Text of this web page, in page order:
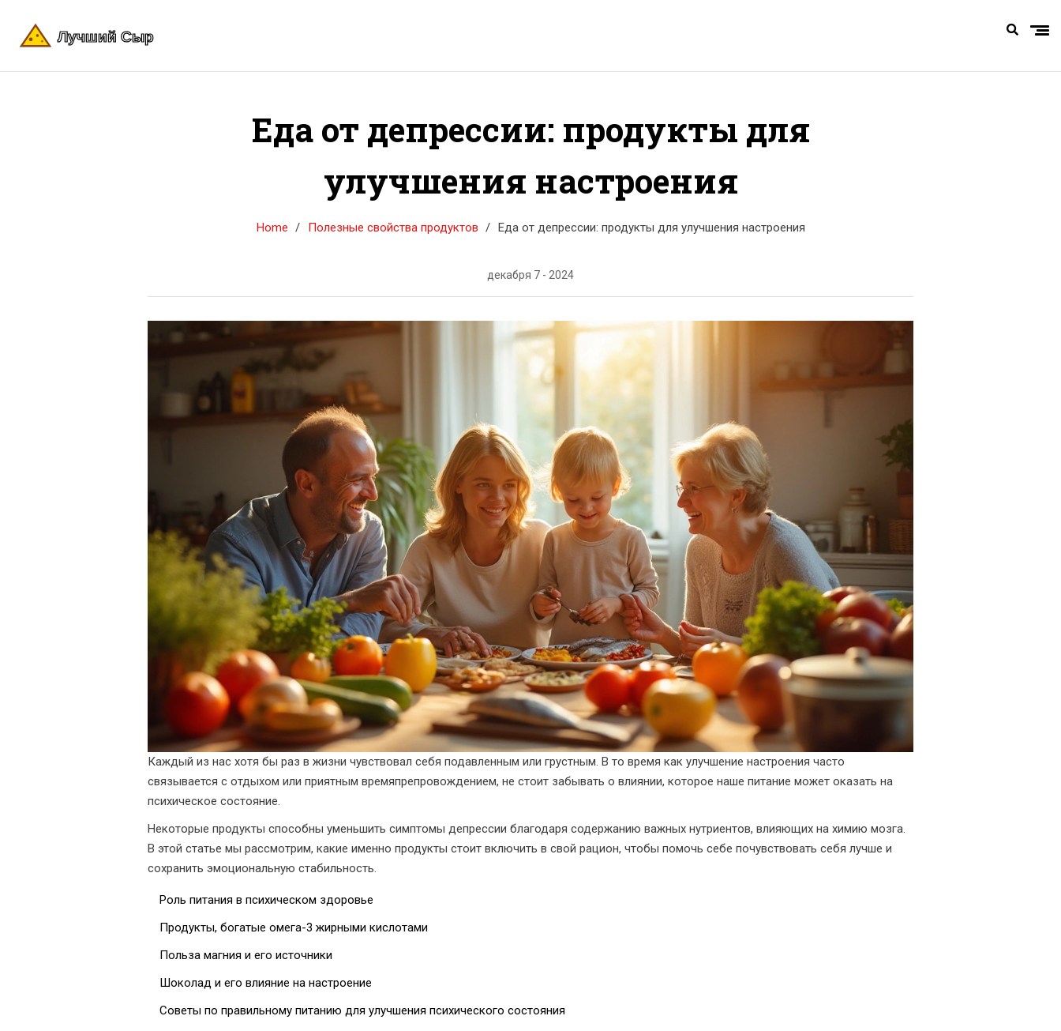
Еда от депрессии: продукты для
улучшения настроения
Home Полезные свойства продуктов Еда от депрессии: продукты для улучшения настроения
декабря 7 - 2024
Каждый из нас хотя бы раз в жизни чувствовал себя подавленным или грустным. В то время как улучшение настроения часто
связывается с отдыхом или приятным времяпрепровождением, не стоит забывать о влиянии, которое наше питание может оказать на
психическое состояние.
Некоторые продукты способны уменьшить симптомы депрессии благодаря содержанию важных нутриентов, влияющих на химию мозга.
В этой статье мы рассмотрим, какие именно продукты стоит включить в свой рацион, чтобы помочь себе почувствовать себя лучше и
сохранить эмоциональную стабильность.
Роль питания в психическом здоровье
Продукты, богатые омега-3 жирными кислотами
Польза магния и его источники
Шоколад и его влияние на настроение
Советы по правильному питанию для улучшения психического состояния